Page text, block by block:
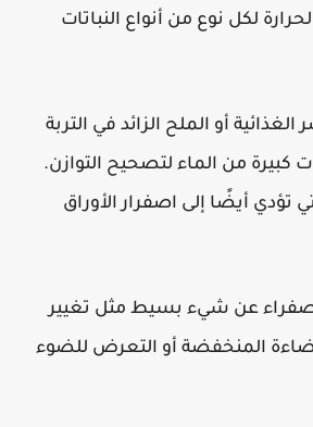
لكل نوع من أنواع النباتات
أو الملح الزائد في التربة
كبيرة من الماء لتصحيح التوازن.
تؤدي أيضًا إلى اصفرار الأوراق
صفراء عن شيء بسيط مثل تغيير
المنخفضة أو التعرض للضوء